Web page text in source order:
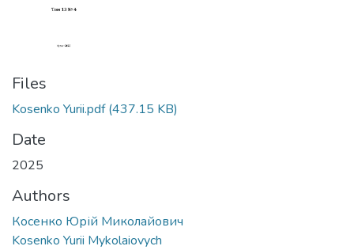
Files
Kosenko Yurii.pdf(437.15 KB)
Date
2025
Authors
Косенко Юрій Миколайович
Kosenko Yurii Mykolaiovych